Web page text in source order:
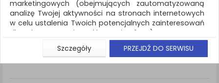
ZNALEZIONYCH PRODUKTÓW: 7 Porównaj (0)
Standardowe
Siatka
marketingowych (obejmujących zautomatyzowaną
analizę Twojej aktywności na stronach internetowych
w celu ustalenia Twoich potencjalnych zainteresowań
dla dostosowania reklamy i oferty), w tym na
umieszczanie tzw. cookies na Twoich urządzeniach i
ich odczytywanie, kliknij przycisk „Przejdź do serwisu”.
Jeśli nie chcesz wyrazić zgody lub ograniczyć jej
Szczegóły PRZEJDŹ DO SERWISU